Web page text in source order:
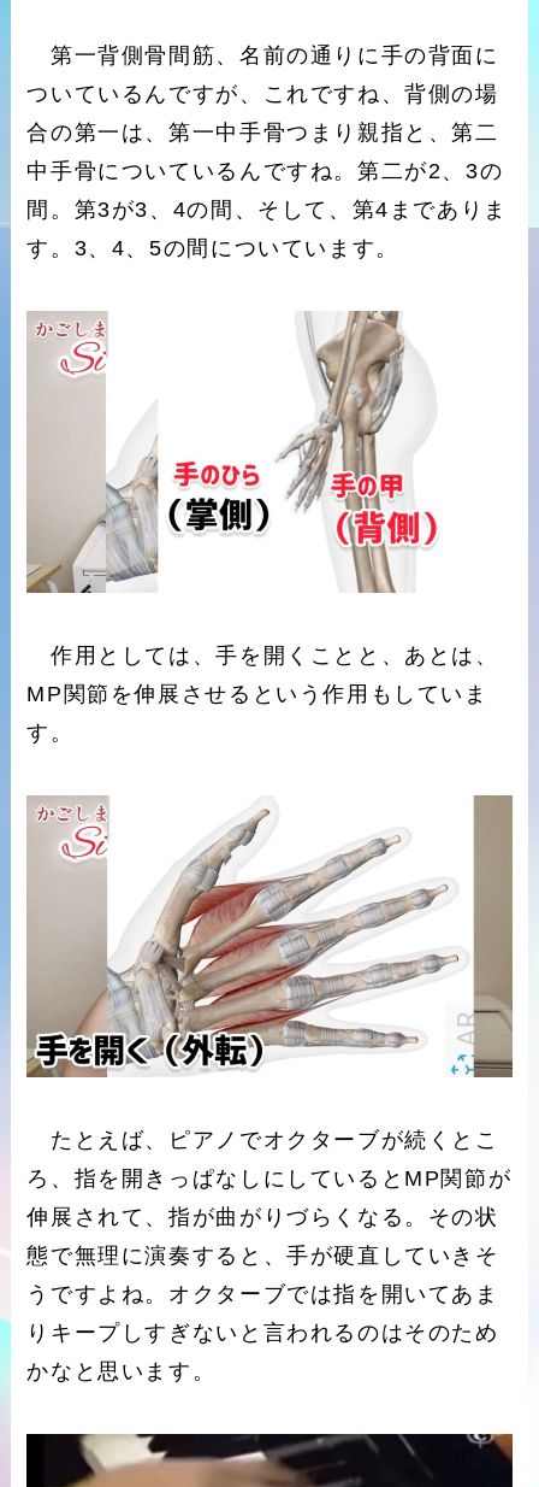
第一背側骨間筋、名前の通りに手の背面に
ついているんですが、これですね、背側の場
合の第一は、第一中手骨つまり親指と、第二
中手骨についているんですね。第二が2、3の
間。第3が3、4の間、そして、第4までありま
す。3、4、5の間についています。
作用としては、手を開くことと、あとは、
MP関節を伸展させるという作用もしていま
す。
たとえば、ピアノでオクターブが続くとこ
ろ、指を開きっぱなしにしているとMP関節が
伸展されて、指が曲がりづらくなる。その状
態で無理に演奏すると、手が硬直していきそ
うですよね。オクターブでは指を開いてあま
りキープしすぎないと言われるのはそのため
かなと思います。